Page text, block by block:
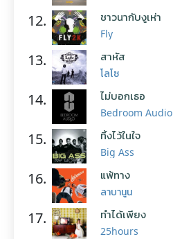
12. ชาวนากับงูเห่า
Fly
13. สาหัส
โลโซ
14. ไม่บอกเธอ
Bedroom Audio
15. ทิ้งไว้ในใจ
Big Ass
16. แพ้ทาง
ลาบานูน
17. ทำได้เพียง
25hours